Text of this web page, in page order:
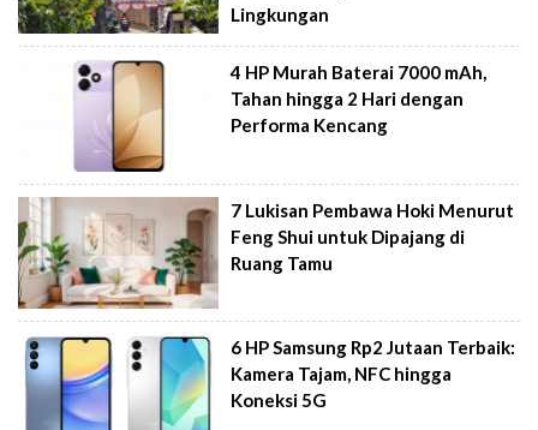
Lingkungan
4 HP Murah Baterai 7000 mAh,
Tahan hingga 2 Hari dengan
Performa Kencang
7 Lukisan Pembawa Hoki Menurut
Feng Shui untuk Dipajang di
Ruang Tamu
6 HP Samsung Rp2 Jutaan Terbaik:
Kamera Tajam, NFC hingga
Koneksi 5G